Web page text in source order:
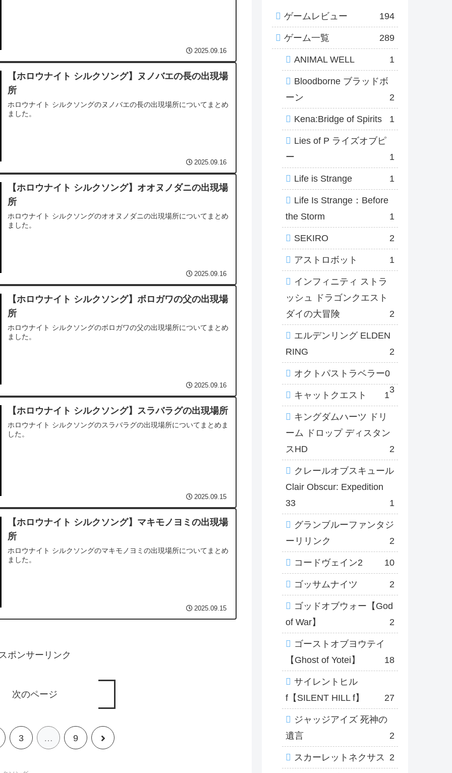
2025.09.16
【ホロウナイト シルクソング】ヌノバエの長の出現場
所
ホロウナイト シルクソングのヌノバエの長の出現場所についてまとめ
ました。
2025.09.16
【ホロウナイト シルクソング】オオヌノダニの出現場
所
ホロウナイト シルクソングのオオヌノダニの出現場所についてまとめ
ました。
2025.09.16
【ホロウナイト シルクソング】ボロガワの父の出現場
所
ホロウナイト シルクソングのボロガワの父の出現場所についてまとめ
ました。
2025.09.16
【ホロウナイト シルクソング】スラバラグの出現場所
ホロウナイト シルクソングのスラバラグの出現場所についてまとめま
した。
2025.09.15
【ホロウナイト シルクソング】マキモノヨミの出現場
所
ホロウナイト シルクソングのマキモノヨミの出現場所についてまとめ
ました。
2025.09.15
ポンサーリンク
次のページ
3 … 9 次
ゲームレビュー 194
ゲーム一覧 289
ANIMAL WELL 1
Bloodborne ブラッドボ
ーン
2
Kena:Bridge of Spirits 1
Lies of P ライズオブピ
ー
1
Life is Strange 1
Life Is Strange：Before
the Storm
1
SEKIRO 2
アストロボット 1
インフィニティ ストラ
ッシュ ドラゴンクエスト
ダイの大冒険
2
エルデンリング ELDEN
RING
2
オクトパストラベラー0
3
キャットクエスト 1
キングダムハーツ ドリ
ーム ドロップ ディスタン
スHD
2
クレールオブスキュール
Clair Obscur: Expedition
33
1
グランブルーファンタジ
ーリリンク
2
コードヴェイン2 10
ゴッサムナイツ 2
ゴッドオブウォー【God
of War】
2
ゴーストオブヨウテイ
【Ghost of Yotei】
18
サイレントヒル
f【SILENT HILL f】
27
ジャッジアイズ 死神の
遺言
2
スカーレットネクサス 2